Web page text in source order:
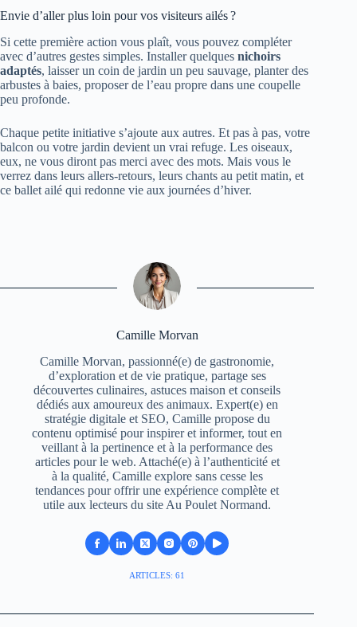
Envie d’aller plus loin pour vos visiteurs ailés ?
Si cette première action vous plaît, vous pouvez compléter
avec d’autres gestes simples. Installer quelques nichoirs
adaptés, laisser un coin de jardin un peu sauvage, planter des
arbustes à baies, proposer de l’eau propre dans une coupelle
peu profonde.
Chaque petite initiative s’ajoute aux autres. Et pas à pas, votre
balcon ou votre jardin devient un vrai refuge. Les oiseaux,
eux, ne vous diront pas merci avec des mots. Mais vous le
verrez dans leurs allers-retours, leurs chants au petit matin, et
ce ballet ailé qui redonne vie aux journées d’hiver.
Camille Morvan
Camille Morvan, passionné(e) de gastronomie,
d’exploration et de vie pratique, partage ses
découvertes culinaires, astuces maison et conseils
dédiés aux amoureux des animaux. Expert(e) en
stratégie digitale et SEO, Camille propose du
contenu optimisé pour inspirer et informer, tout en
veillant à la pertinence et à la performance des
articles pour le web. Attaché(e) à l’authenticité et
à la qualité, Camille explore sans cesse les
tendances pour offrir une expérience complète et
utile aux lecteurs du site Au Poulet Normand.
ARTICLES: 61